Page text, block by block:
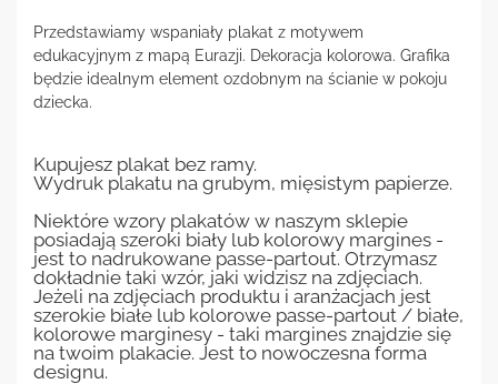
Przedstawiamy wspaniały plakat z motywem
edukacyjnym z mapą Eurazji. Dekoracja kolorowa. Grafika
będzie idealnym element ozdobnym na ścianie w pokoju
dziecka.
Kupujesz plakat bez ramy.
Wydruk plakatu na grubym, mięsistym papierze.
Niektóre wzory plakatów w naszym sklepie
posiadają szeroki biały lub kolorowy margines -
jest to nadrukowane passe-partout. Otrzymasz
dokładnie taki wzór, jaki widzisz na zdjęciach.
Jeżeli na zdjęciach produktu i aranżacjach jest
szerokie białe lub kolorowe passe-partout / białe,
kolorowe marginesy - taki margines znajdzie się
na twoim plakacie. Jest to nowoczesna forma
designu.